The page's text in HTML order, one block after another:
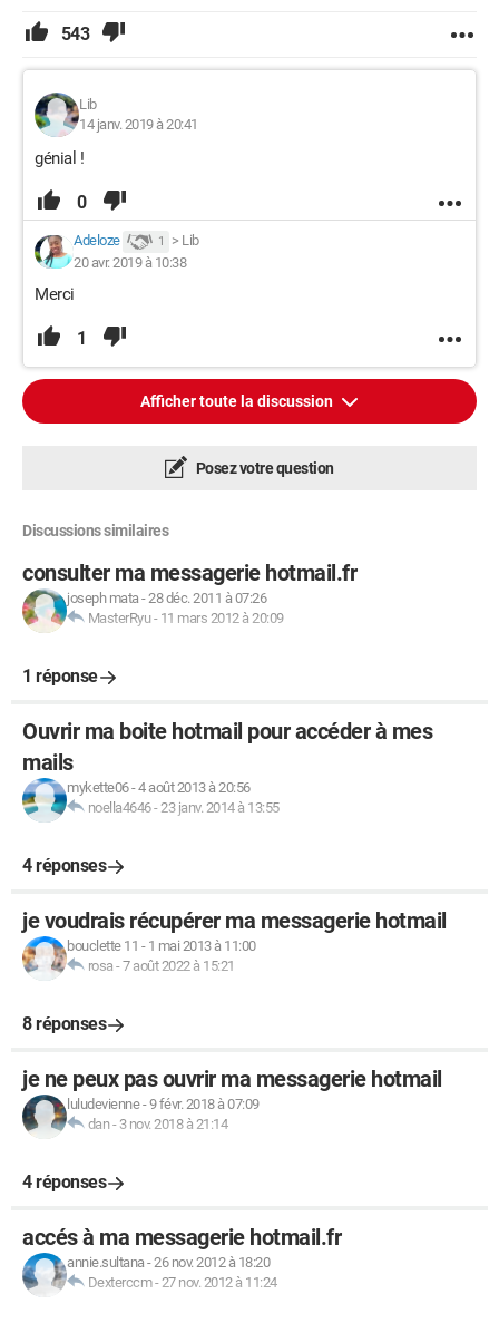
543
Lib
14 janv. 2019 à 20:41
génial !
0
Adeloze 1 > Lib
20 avr. 2019 à 10:38
Merci
1
Afficher toute la discussion
Posez votre question
Discussions similaires
consulter ma messagerie hotmail.fr
joseph mata-28 déc. 2011 à 07:26
MasterRyu- 11 mars 2012 à 20:09
1 réponse
Ouvrir ma boite hotmail pour accéder à mes
mails
mykette06-4 août 2013 à 20:56
noella4646-23 janv. 2014 à 13:55
4 réponses
je voudrais récupérer ma messagerie hotmail
bouclette 11 - 1 mai 2013 à 11:00
rosa -7 août 2022 à 15:21
8 réponses
je ne peux pas ouvrir ma messagerie hotmail
luludevienne-9 févr. 2018 à 07:09
dan- 3 nov. 2018 à 21:14
4 réponses
accés à ma messagerie hotmail.fr
annie.sultana-26 nov. 2012 à 18:20
Dexterccm-27 nov. 2012 à 11:24